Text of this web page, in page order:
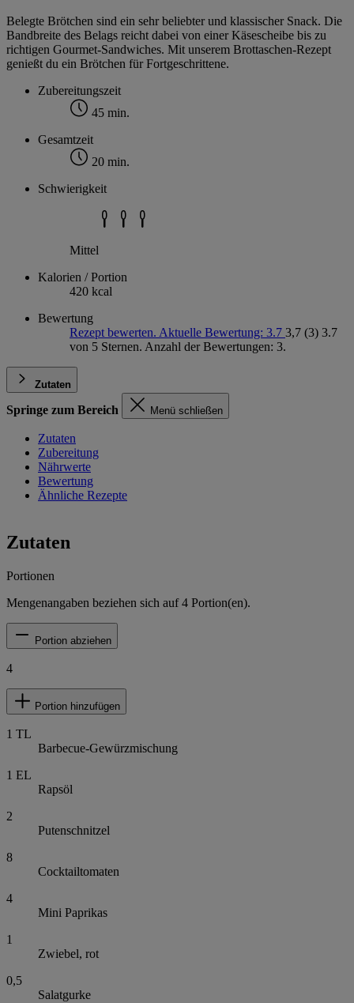
Belegte Brötchen sind ein sehr beliebter und klassischer Snack. Die
Bandbreite des Belags reicht dabei von einer Käsescheibe bis zu
richtigen Gourmet-Sandwiches. Mit unserem Brottaschen-Rezept
genießt du ein Brötchen für Fortgeschrittene.
Zubereitungszeit
45 min.
Gesamtzeit
20 min.
Schwierigkeit
Mittel
Kalorien / Portion
420 kcal
Bewertung
Rezept bewerten. Aktuelle Bewertung: 3.7 3,7 (3) 3.7
von 5 Sternen. Anzahl der Bewertungen: 3.
Zutaten
Springe zum Bereich Menü schließen
Zutaten
Zubereitung
Nährwerte
Bewertung
Ähnliche Rezepte
Zutaten
Portionen
Mengenangaben beziehen sich auf4 Portion(en).
Portion abziehen
4
Portion hinzufügen
1 TL
Barbecue-Gewürzmischung
1 EL
Rapsöl
2
Putenschnitzel
8
Cocktailtomaten
4
Mini Paprikas
1
Zwiebel, rot
0,5
Salatgurke